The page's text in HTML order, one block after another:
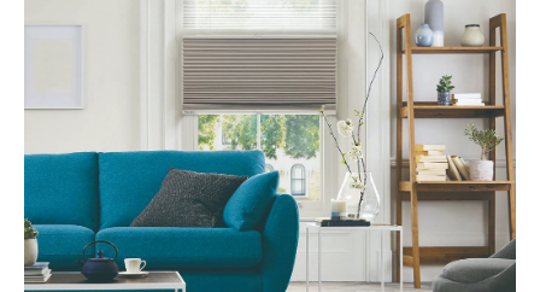
お客様の実例集 お知らせ
よくあるご質問 お問い合わせ